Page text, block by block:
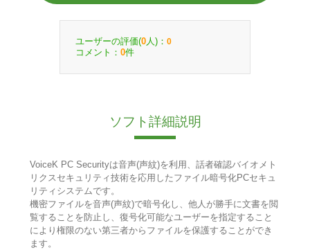
ユーザーの評価(0 人)： 0
コメント： 0件
ソフト詳細説明
VoiceK PC Securityは音声(声紋)を利用、話者確認バイオメト
リクスセキュリティ技術を応用したファイル暗号化PCセキュ
リティシステムです。
機密ファイルを音声(声紋)で暗号化し、他人が勝手に文書を閲
覧することを防止し、復号化可能なユーザーを指定すること
により権限のない第三者からファイルを保護することができ
ます。